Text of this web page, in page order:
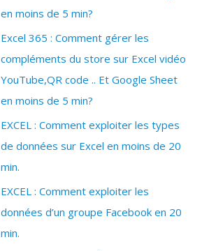
en moins de 5 min?
Excel 365 : Comment gérer les
compléments du store sur Excel vidéo
YouTube,QR code .. Et Google Sheet
en moins de 5 min?
EXCEL : Comment exploiter les types
de données sur Excel en moins de 20
min.
EXCEL : Comment exploiter les
données d’un groupe Facebook en 20
min.